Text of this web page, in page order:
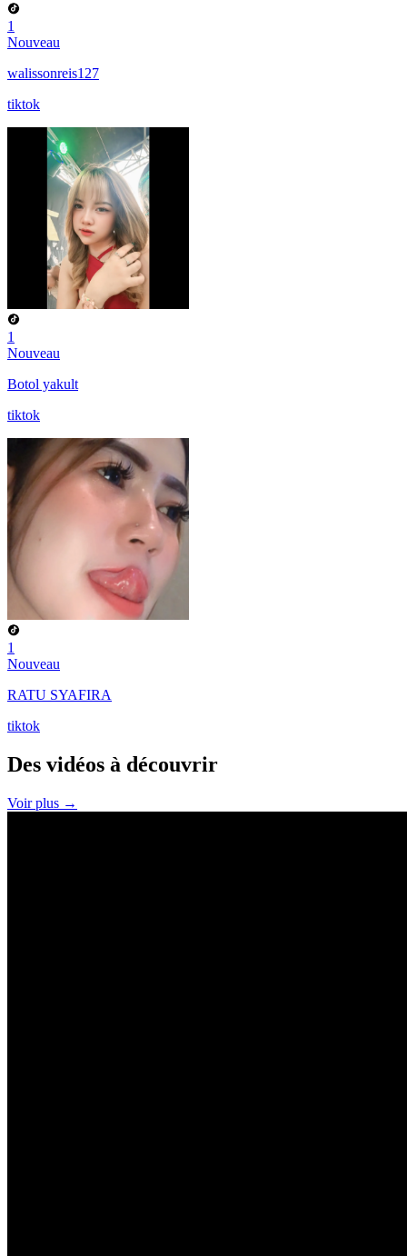
1
Nouveau
walissonreis127
tiktok
1
Nouveau
Botol yakult
tiktok
1
Nouveau
RATU SYAFIRA
tiktok
Des vidéos à découvrir
Voir plus →